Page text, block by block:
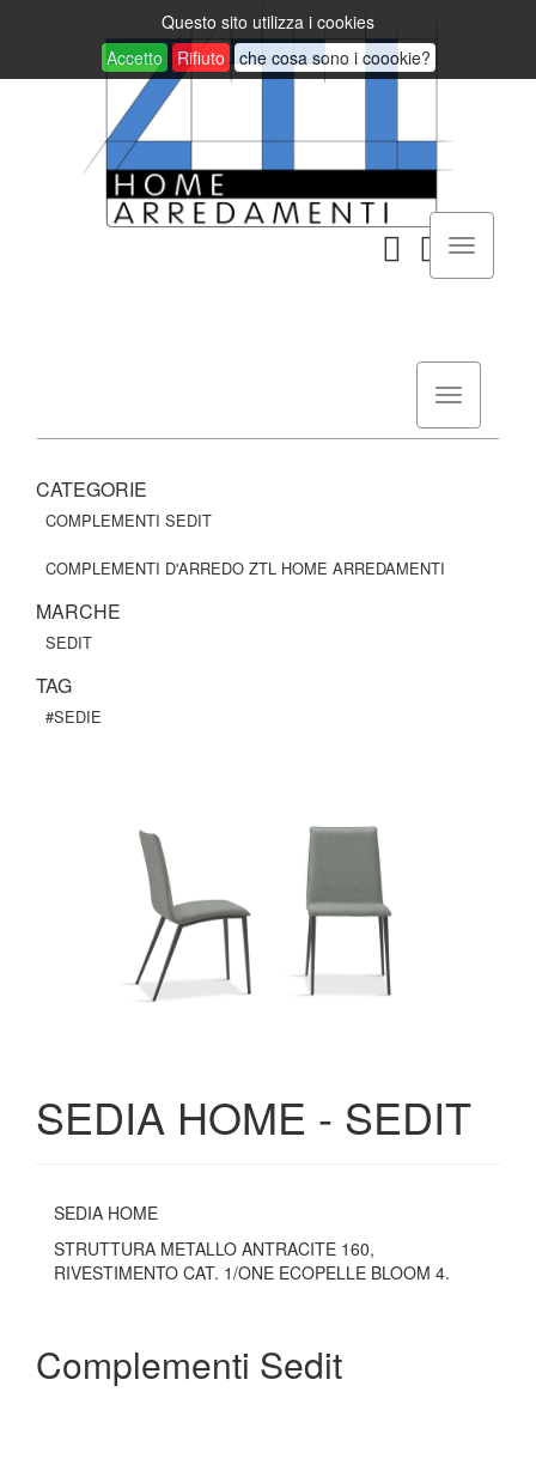
Questo sito utilizza i cookies
Accetto
Rifiuto che cosa sono i coookie?
CATEGORIE
COMPLEMENTI SEDIT
COMPLEMENTI D'ARREDO ZTL HOME ARREDAMENTI
MARCHE
SEDIT
TAG
#SEDIE
SEDIA HOME - SEDIT
SEDIA HOME
STRUTTURA METALLO ANTRACITE 160,
RIVESTIMENTO CAT. 1/ONE ECOPELLE BLOOM 4.
Complementi Sedit